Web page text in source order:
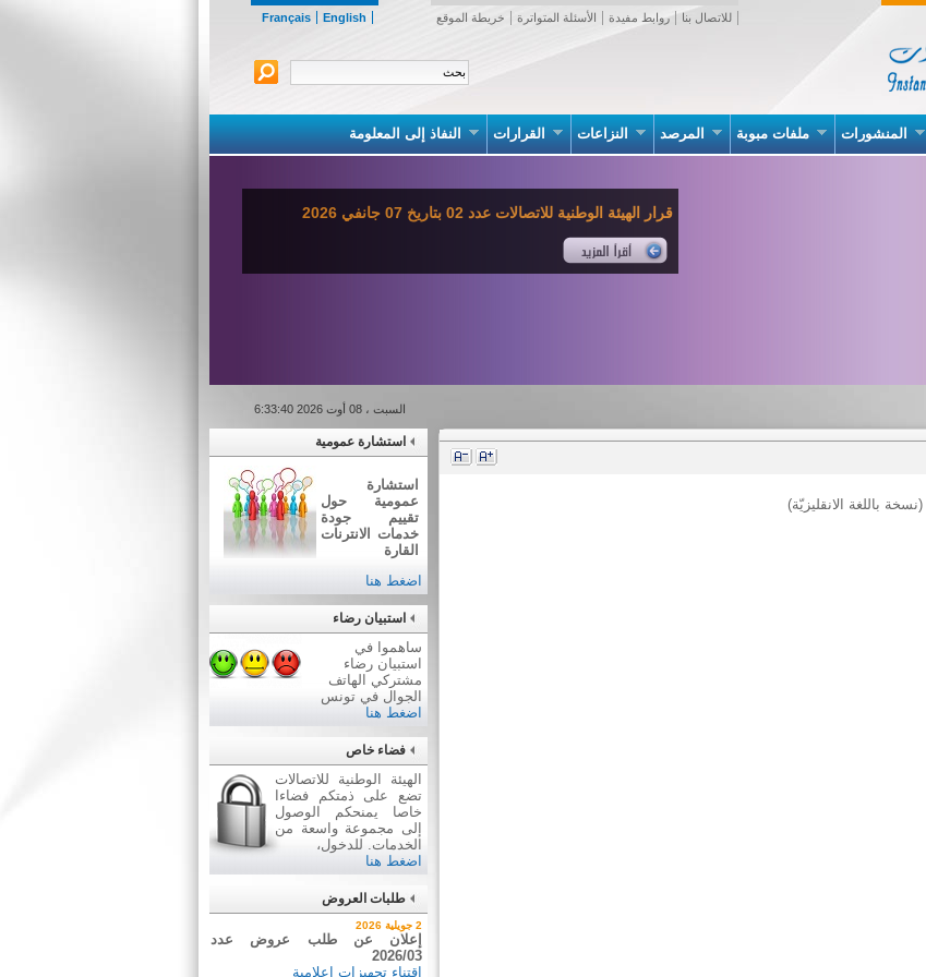
Français English للاتصال بنا روابط مفيدة الأسئلة المتواترة خريطة الموقع
المنشورات ملفات مبوبة المرصد النزاعات القرارات النفاذ إلى المعلومة
قرار الهيئة الوطنية للاتصالات عدد 02 بتاريخ 07 جانفي 2026
السبت ، 08 أوت 2026 6:33:40
استشارة عمومية
استشارة
عمومية حول
تقييم جودة
خدمات الانترنات
القارة
اضغط هنا
استبيان رضاء
ساهموا في
استبيان رضاء
مشتركي الهاتف
الجوال في تونس
اضغط هنا
فضاء خاص
الهيئة الوطنية للاتصالات
تضع على ذمتكم فضاءا
خاصا يمنحكم الوصول
إلى مجموعة واسعة من
الخدمات. للدخول،
اضغط هنا
طلبات العروض
7 أوت 2026
نتيجة بيع وسائل نقل عن طريق
ظروف مغلقة عدد 01/2026
بيع وسائل نقل عن طريق ظروف
2 جويلية 2026
إعلان عن طلب عروض عدد
2026/03
اقتناء تجهيزات إعلامية
(نسخة باللغة الانقليزيّة)